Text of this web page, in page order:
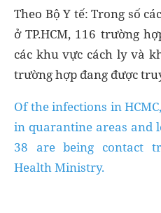
Theo Bộ Y tế: Trong số
ở TP.HCM, 116 trường
các khu vực cách ly và
trường hợp đang được
Of the infections in
in quarantine areas and
38 are being contact
Health Ministry.